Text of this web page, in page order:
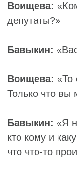
Воищева:
депутаты?»
Бавыкин:
Воищева: «То
Только что вы
Бавыкин: «Я
кто кому и
что что-то